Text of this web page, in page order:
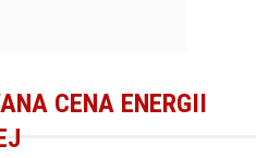
CENA ENERGII